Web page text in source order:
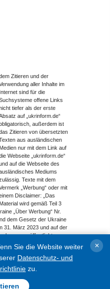
Zitieren und der
aller Inhalte im
Internet sind für die
offene Links
tiefer als der erste
auf „ukrinform.de“
außerdem ist
Zitieren von übersetzten
aus ausländischen
Medien nur mit dem Link auf
Webseite „ukrinform.de“
auf die Webseite des
Mediums
Texte mit dem
„Werbung“ oder mit
Disclaimer: „Das
Material wird gemäß Teil 3
„Über Werbung“ Nr.
dem Gesetz der Ukraine
31. März 2023 und auf der
veröffentlicht.
Medien-ID R40-01421.
sind geschützt.
Sie die Website weiter
Datenschutz- und
zu.
×